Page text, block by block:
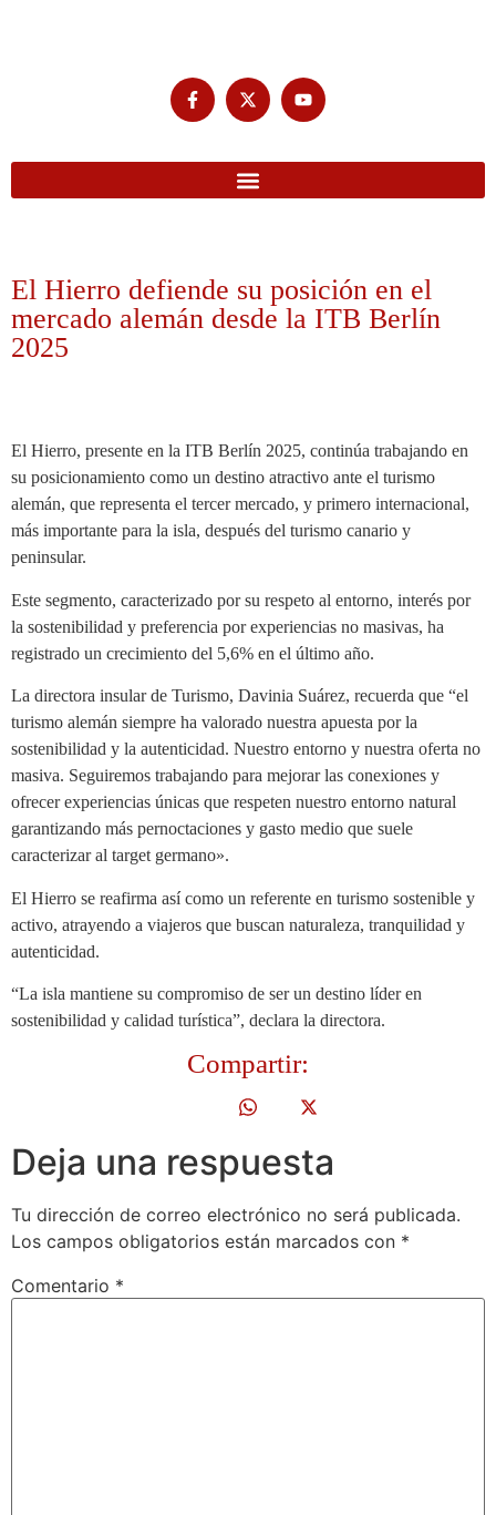
El Hierro defiende su posición en el
mercado alemán desde la ITB Berlín
2025
El Hierro, presente en la ITB Berlín 2025, continúa trabajando en
su posicionamiento como un destino atractivo ante el turismo
alemán, que representa el tercer mercado, y primero internacional,
más importante para la isla, después del turismo canario y
peninsular.
Este segmento, caracterizado por su respeto al entorno, interés por
la sostenibilidad y preferencia por experiencias no masivas, ha
registrado un crecimiento del 5,6% en el último año.
La directora insular de Turismo, Davinia Suárez, recuerda que “el
turismo alemán siempre ha valorado nuestra apuesta por la
sostenibilidad y la autenticidad. Nuestro entorno y nuestra oferta no
masiva. Seguiremos trabajando para mejorar las conexiones y
ofrecer experiencias únicas que respeten nuestro entorno natural
garantizando más pernoctaciones y gasto medio que suele
caracterizar al target germano».
El Hierro se reafirma así como un referente en turismo sostenible y
activo, atrayendo a viajeros que buscan naturaleza, tranquilidad y
autenticidad.
“La isla mantiene su compromiso de ser un destino líder en
sostenibilidad y calidad turística”, declara la directora.
Compartir:
Deja una respuesta
Tu dirección de correo electrónico no será publicada.
Los campos obligatorios están marcados con *
Comentario *